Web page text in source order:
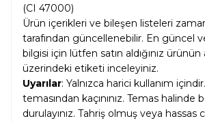
(CI 47000)
Ürün içerikleri ve bileşen listeleri
tarafından güncellenebilir. En güncel
bilgisi için lütfen satın aldığınız ürünün
üzerindeki etiketi inceleyiniz.
Uyarılar: Yalnızca harici kullanım
temasından kaçınınız. Temas halinde
durulayınız. Tahriş olmuş veya hassas